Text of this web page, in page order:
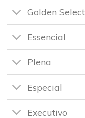
Golden Select
Essencial
Plena
Especial
Executivo